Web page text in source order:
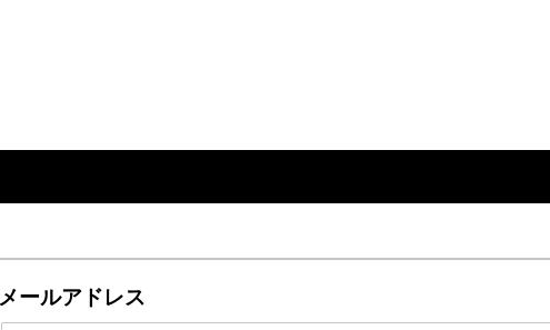
メールアドレス